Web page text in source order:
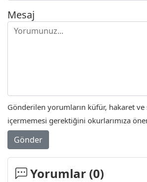
Mesaj
Gönderilen yorumların küfür, hakaret ve
içermemesi gerektiğini okurlarımıza
Gönder
Yorumlar (0)